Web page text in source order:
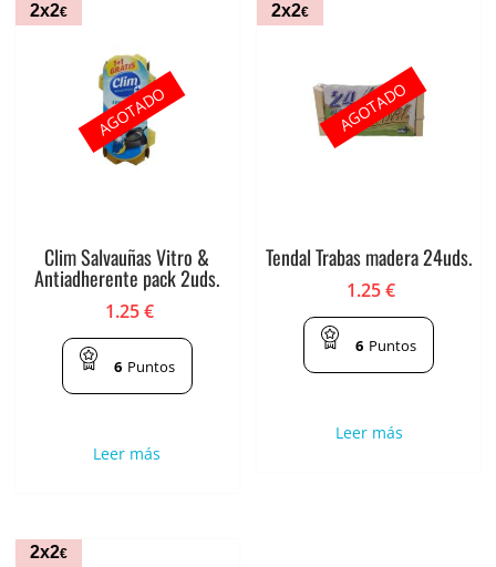
2x2€
Clim Salvauñas Vitro &
Antiadherente pack 2uds.
1.25€
6 Puntos
Leer más
AGOTADO
2x2€
Tendal Trabas madera 24uds.
1.25€
6 Puntos
Leer más
AGOTADO
2x2€